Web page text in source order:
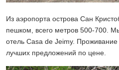
Из аэропорта острова Сан
пешком, всего метров 500-700.
отель Casa de Jeimy.
лучших предложений по цене.